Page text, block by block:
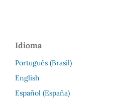
Idioma
Português (Brasil)
English
Español (España)